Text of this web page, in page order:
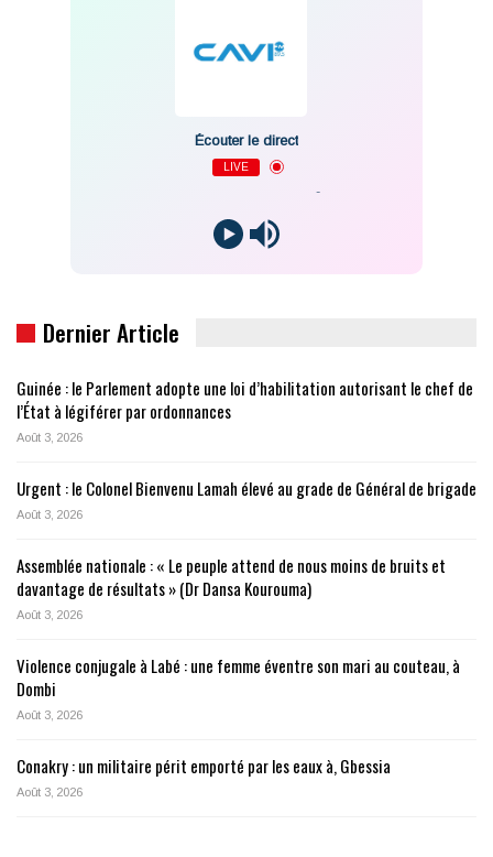
Écouter le direct
LIVE
Dernier Article
Guinée : le Parlement adopte une loi d’habilitation autorisant le chef de
l’État à légiférer par ordonnances
Août 3, 2026
Urgent : le Colonel Bienvenu Lamah élevé au grade de Général de brigade
Août 3, 2026
Assemblée nationale : « Le peuple attend de nous moins de bruits et
davantage de résultats » (Dr Dansa Kourouma)
Août 3, 2026
Violence conjugale à Labé : une femme éventre son mari au couteau, à
Dombi
Août 3, 2026
Conakry : un militaire périt emporté par les eaux à, Gbessia
Août 3, 2026